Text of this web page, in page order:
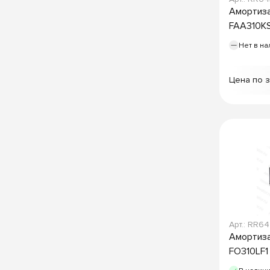
Нет в
Цена по
Арт.: